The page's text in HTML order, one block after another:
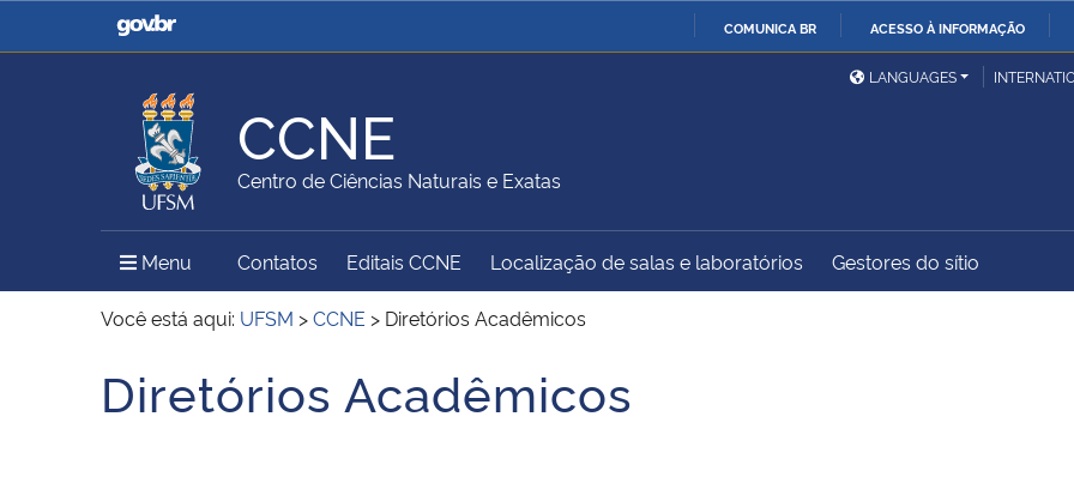
COMUNICA BR ACESSO À INFORMAÇÃO
Casa Civil
Ministério da Justiça e
Ministério da Defesa
Ministério das Relações
Exteriores
Ministério da Agricultura,
Pecuária e Abastecimento
Ministério da Educação
Ministério do Meio Ambiente Ministério do Turismo
Ministério do
Controladoria-Geral da
Secretaria de Governo
Gabinete de Segurança
Advocacia-Geral da União
LANGUAGES
CCNE
Centro de Ciências Naturais e Exatas
Menu Menu Principal do Sítio
Contatos Editais CCNE Localização de salas e laboratórios Gestores do sítio
Você está aqui: UFSM >CCNE > Diretórios Acadêmicos
Início do conteúdo
Diretórios Acadêmicos